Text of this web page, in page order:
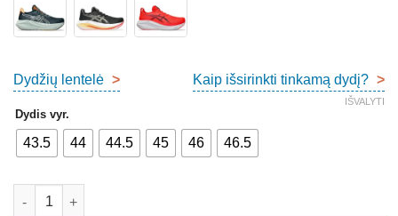
Dydžių lentelė > Kaip išsirinkti tinkamą dydį? >
Dydis vyr.
43.5 44 44.5 45 46 46.5
IŠVALYTI
produkto kiekis: Asics Gel-Nimbus 27 Men's